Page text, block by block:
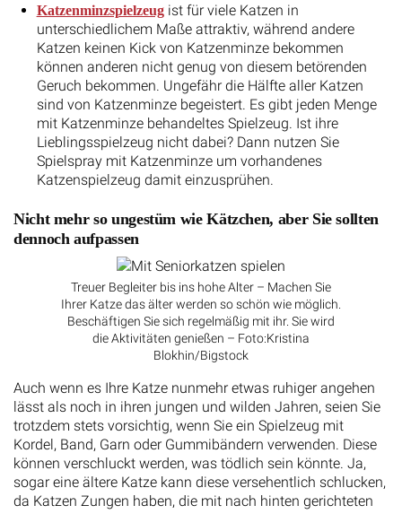
Katzenminzspielzeugist für viele Katzen in
unterschiedlichem Maße attraktiv, während andere
Katzen keinen Kick von Katzenminze bekommen
können anderen nicht genug von diesem betörenden
Geruch bekommen. Ungefähr die Hälfte aller Katzen
sind von Katzenminze begeistert. Es gibt jeden Menge
mit Katzenminze behandeltes Spielzeug. Ist ihre
Lieblingsspielzeug nicht dabei? Dann nutzen Sie
Spielspray mit Katzenminze um vorhandenes
Katzenspielzeug damit einzusprühen.
Nicht mehr so ungestüm wie Kätzchen, aber Sie sollten
dennoch aufpassen
Treuer Begleiter bis ins hohe Alter – Machen Sie
Ihrer Katze das älter werden so schön wie möglich.
Beschäftigen Sie sich regelmäßig mit ihr. Sie wird
die Aktivitäten genießen – Foto:Kristina
Blokhin/Bigstock
Auch wenn es Ihre Katze nunmehr etwas ruhiger angehen
lässt als noch in ihren jungen und wilden Jahren, seien Sie
trotzdem stets vorsichtig, wenn Sie ein Spielzeug mit
Kordel, Band, Garn oder Gummibändern verwenden. Diese
können verschluckt werden, was tödlich sein könnte. Ja,
sogar eine ältere Katze kann diese versehentlich schlucken,
da Katzen Zungen haben, die mit nach hinten gerichteten